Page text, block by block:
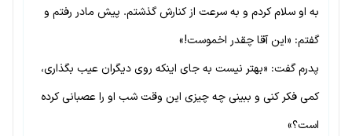
به او سلام کردم و به سرعت از کنارش گذشتم. پیش مادر رفتم و
گفتم: «این آقا چقدر اخموست!»
پدرم گفت: «بهتر نیست به جای اینکه روی دیگران عیب بگذاری،
کمی فکر کنی و ببینی چه چیزی این وقت شب او را عصبانی کرده
است؟»